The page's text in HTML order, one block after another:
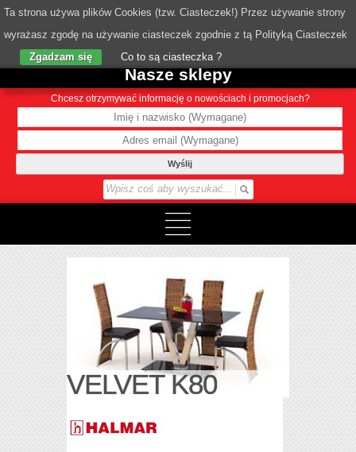
o Nas
Nasze sklepy
Chcesz otrzymywać informację o nowościach i promocjach?
Wyślij
VELVET K80
Ta strona używa plików Cookies (tzw. Ciasteczek!) Przez używanie strony
wyrażasz zgodę na używanie ciasteczek zgodnie z tą Polityką Ciasteczek
Zgadzam się
Co to są ciasteczka ?